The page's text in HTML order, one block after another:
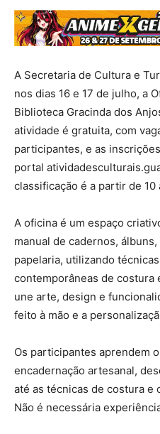
A Secretaria de Cultura e
nos dias 16 e 17 de julho, a
Biblioteca Gracinda dos
atividade é gratuita, com
participantes, e as
portal
classificação é a partir de 10
A oficina é um espaço
manual de cadernos,
papelaria, utilizando
contemporâneas de costura
une arte, design e
feito à mão e a
Os participantes aprendem
encadernação artesanal,
até as técnicas de costura e
Não é necessária